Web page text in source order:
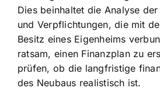
Dies beinhaltet die Analyse
und Verpflichtungen, die mit
Besitz eines Eigenheims
ratsam, einen Finanzplan zu
prüfen, ob die langfristige
des Neubaus realistisch ist.